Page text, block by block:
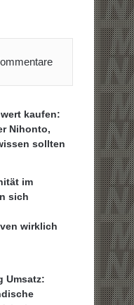
kaufen:
Nihonto,
sollten
im
sich
wirklich
Umsatz: